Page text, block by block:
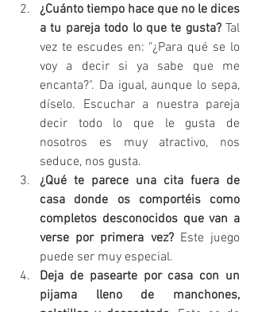
¿Cuánto tiempo hace que no le dices
a tu pareja todo lo que te gusta? Tal
vez te escudes en: "¿Para qué se lo
voy a decir si ya sabe que me
encanta?". Da igual, aunque lo sepa,
díselo. Escuchar a nuestra pareja
decir todo lo que le gusta de
nosotros es muy atractivo, nos
seduce, nos gusta.
¿Qué te parece una cita fuera de
casa donde os comportéis como
completos desconocidos que van a
verse por primera vez? Este juego
puede ser muy especial.
Deja de pasearte por casa con un
pijama lleno de manchones,